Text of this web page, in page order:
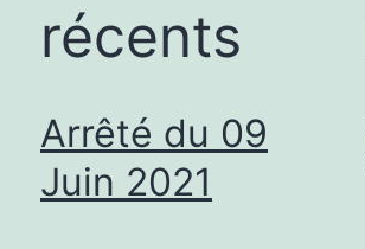
récents
Arrêté du 09
Juin 2021